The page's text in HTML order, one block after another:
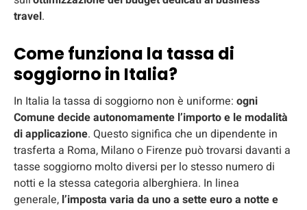
travel.
Come funziona la tassa di
soggiorno in Italia?
In Italia la tassa di soggiorno non è uniforme: ogni
Comune decide autonomamente l’importo e le modalità
di applicazione. Questo significa che un dipendente in
trasferta a Roma, Milano o Firenze può trovarsi davanti a
tasse soggiorno molto diversi per lo stesso numero di
notti e la stessa categoria alberghiera. In linea
generale, l’imposta varia da uno a sette euro a notte e